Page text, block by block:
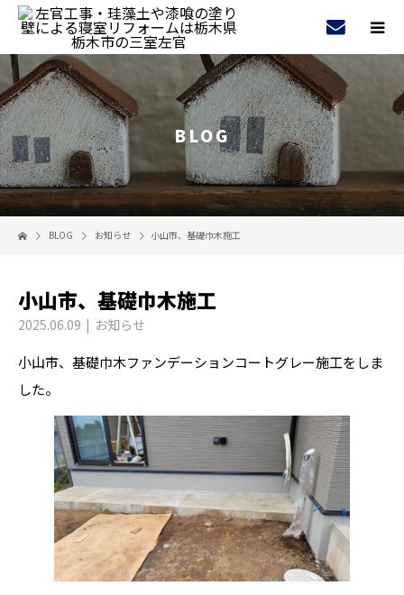
BLOG
BLOG お知らせ 小山市、基礎巾木施工
小山市、基礎巾木施工
2025.06.09 お知らせ
小山市、基礎巾木ファンデーションコートグレー施工をしま
した。